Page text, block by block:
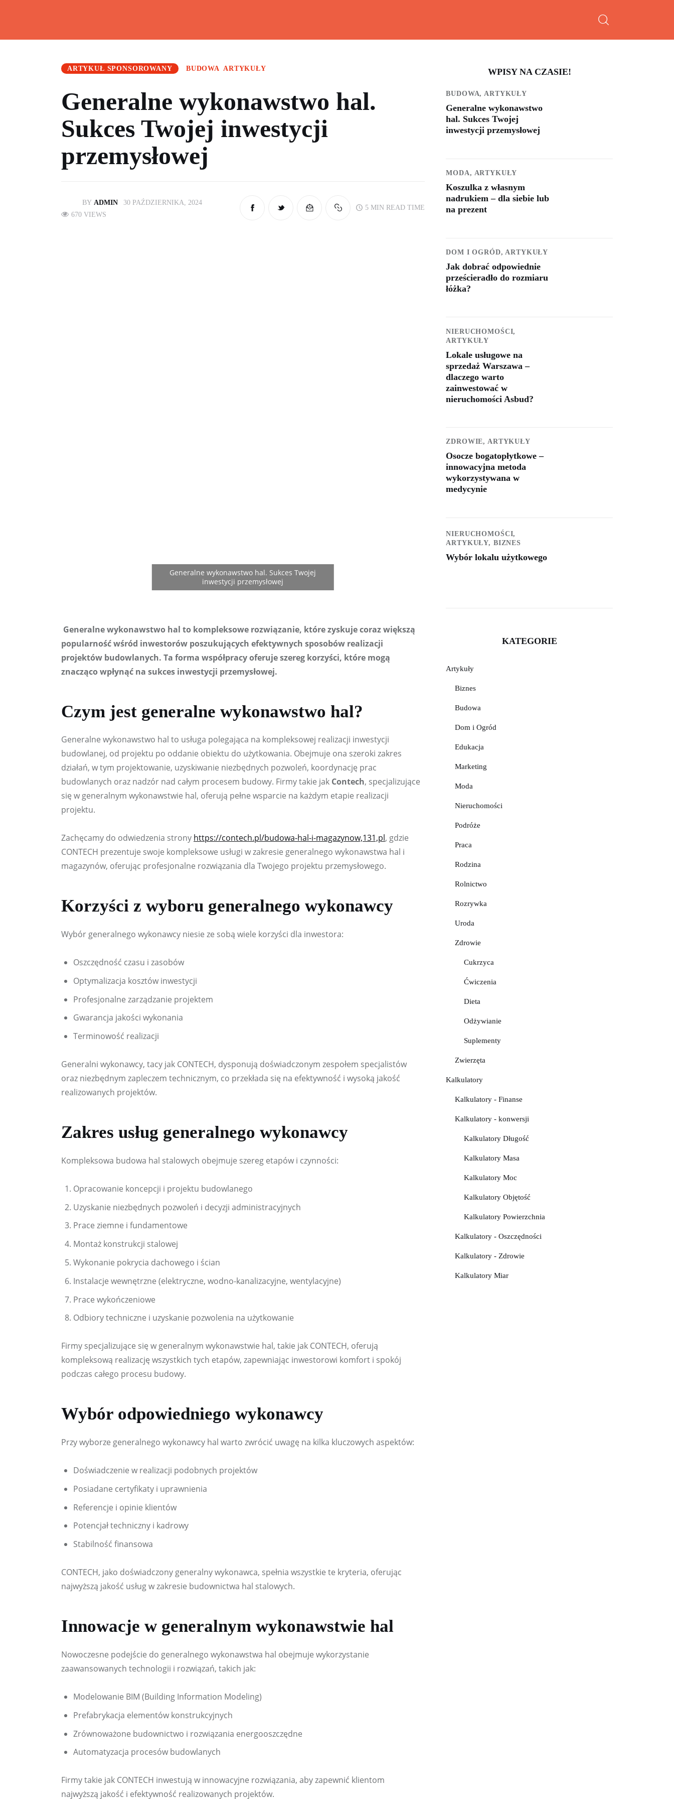
Wiesz doskonale!
Artykuły
Artykuły sponsorowane
ARTYKUŁ SPONSOROWANY BUDOWA ARTYKUŁY
Generalne wykonawstwo hal.
Sukces Twojej inwestycji
przemysłowej
BY ADMIN
30 PAŹDZIERNIKA, 2024
670 VIEWS
5 MIN READ TIME
popularność wśród inwestorów poszukujących efektywnych sposobów realizacji
projektów budowlanych. Ta forma współpracy oferuje szereg korzyści, które mogą
znacząco wpłynąć na sukces inwestycji przemysłowej.
Czym jest generalne wykonawstwo hal?
Generalne wykonawstwo hal to usługa polegająca na kompleksowej realizacji inwestycji
budowlanej, od projektu po oddanie obiektu do użytkowania. Obejmuje ona szeroki zakres
działań, w tym projektowanie, uzyskiwanie niezbędnych pozwoleń, koordynację prac
budowlanych oraz nadzór nad całym procesem budowy. Firmy takie jak Contech, specjalizujące
się w generalnym wykonawstwie hal, oferują pełne wsparcie na każdym etapie realizacji
projektu.
Zachęcamy do odwiedzenia strony https://contech.pl/budowa-hal-i-magazynow,131,pl, gdzie
CONTECH prezentuje swoje kompleksowe usługi w zakresie generalnego wykonawstwa hal i
magazynów, oferując profesjonalne rozwiązania dla Twojego projektu przemysłowego.
Korzyści z wyboru generalnego wykonawcy
Wybór generalnego wykonawcy niesie ze sobą wiele korzyści dla inwestora:
Oszczędność czasu i zasobów
Optymalizacja kosztów inwestycji
Profesjonalne zarządzanie projektem
Gwarancja jakości wykonania
Terminowość realizacji
Generalni wykonawcy, tacy jak CONTECH, dysponują doświadczonym zespołem specjalistów
oraz niezbędnym zapleczem technicznym, co przekłada się na efektywność i wysoką jakość
realizowanych projektów.
Zakres usług generalnego wykonawcy
Kompleksowa budowa hal stalowych obejmuje szereg etapów i czynności:
Opracowanie koncepcji i projektu budowlanego
Uzyskanie niezbędnych pozwoleń i decyzji administracyjnych
Prace ziemne i fundamentowe
Montaż konstrukcji stalowej
Wykonanie pokrycia dachowego i ścian
Instalacje wewnętrzne (elektryczne, wodno-kanalizacyjne, wentylacyjne)
Prace wykończeniowe
Odbiory techniczne i uzyskanie pozwolenia na użytkowanie
Firmy specjalizujące się w generalnym wykonawstwie hal, takie jak CONTECH, oferują
kompleksową realizację wszystkich tych etapów, zapewniając inwestorowi komfort i spokój
podczas całego procesu budowy.
Wybór odpowiedniego wykonawcy
Przy wyborze generalnego wykonawcy hal warto zwrócić uwagę na kilka kluczowych aspektów:
Doświadczenie w realizacji podobnych projektów
Posiadane certyfikaty i uprawnienia
Referencje i opinie klientów
Potencjał techniczny i kadrowy
Stabilność finansowa
CONTECH, jako doświadczony generalny wykonawca, spełnia wszystkie te kryteria, oferując
najwyższą jakość usług w zakresie budownictwa hal stalowych.
Innowacje w generalnym wykonawstwie hal
Nowoczesne podejście do generalnego wykonawstwa hal obejmuje wykorzystanie
zaawansowanych technologii i rozwiązań, takich jak:
Modelowanie BIM (Building Information Modeling)
Prefabrykacja elementów konstrukcyjnych
Zrównoważone budownictwo i rozwiązania energooszczędne
Automatyzacja procesów budowlanych
Firmy takie jak CONTECH inwestują w innowacyjne rozwiązania, aby zapewnić klientom
najwyższą jakość i efektywność realizowanych projektów.
WPISY NA CZASIE!
BUDOWA,ARTYKUŁY
Generalne wykonawstwo
hal. Sukces Twojej
inwestycji przemysłowej
MODA, ARTYKUŁY
Koszulka z własnym
nadrukiem – dla siebie lub
na prezent
DOM I OGRÓD, ARTYKUŁY
Jak dobrać odpowiednie
prześcieradło do rozmiaru
łóżka?
NIERUCHOMOŚCI,
ARTYKUŁY
Lokale usługowe na
sprzedaż Warszawa –
dlaczego warto
zainwestować w
nieruchomości Asbud?
ZDROWIE,ARTYKUŁY
Osocze bogatopłytkowe –
innowacyjna metoda
wykorzystywana w
medycynie
NIERUCHOMOŚCI,
ARTYKUŁY, BIZNES
Wybór lokalu użytkowego
KATEGORIE
Artykuły
Biznes
Budowa
Dom i Ogród
Edukacja
Marketing
Moda
Nieruchomości
Podróże
Praca
Rodzina
Rolnictwo
Rozrywka
Uroda
Zdrowie
Cukrzyca
Ćwiczenia
Dieta
Odżywianie
Suplementy
Zwierzęta
Kalkulatory
Kalkulatory - Finanse
Kalkulatory - konwersji
Kalkulatory Długość
Kalkulatory Masa
Kalkulatory Moc
Kalkulatory Objętość
Kalkulatory Powierzchnia
Kalkulatory - Oszczędności
Kalkulatory - Zdrowie
Kalkulatory Miar